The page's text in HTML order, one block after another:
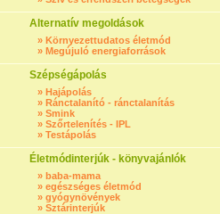
Alternatív megoldások
» Környezettudatos életmód
» Megújuló energiaforrások
Szépségápolás
» Hajápolás
» Ránctalanító - ránctalanítás
» Smink
» Szőrtelenítés - IPL
» Testápolás
Életmódinterjúk - könyvajánlók
» baba-mama
» egészséges életmód
» gyógynövények
» Sztárinterjúk